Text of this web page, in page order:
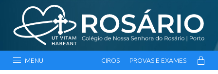
MENU CIROS PROVAS E EXAMES